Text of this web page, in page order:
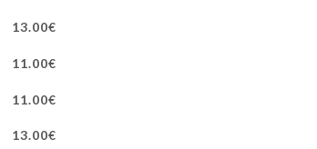
13.00€
11.00€
11.00€
13.00€